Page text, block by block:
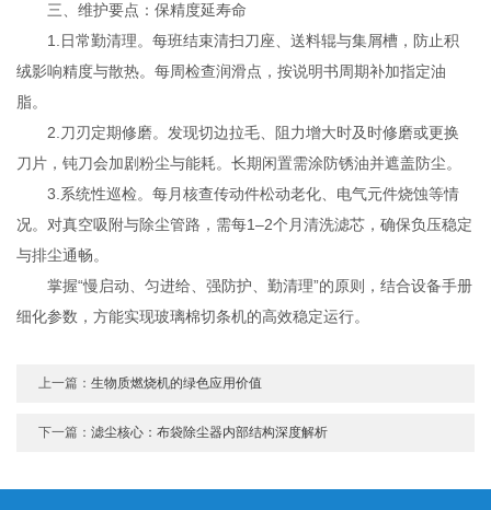
三、维护要点：保精度延寿命
1.日常勤清理。每班结束清扫刀座、送料辊与集屑槽，防止积
绒影响精度与散热。每周检查润滑点，按说明书周期补加指定油
脂。
2.刀刃定期修磨。发现切边拉毛、阻力增大时及时修磨或更换
刀片，钝刀会加剧粉尘与能耗。长期闲置需涂防锈油并遮盖防尘。
3.系统性巡检。每月核查传动件松动老化、电气元件烧蚀等情
况。对真空吸附与除尘管路，需每1–2个月清洗滤芯，确保负压稳定
与排尘通畅。
掌握“慢启动、匀进给、强防护、勤清理”的原则，结合设备手册
细化参数，方能实现玻璃棉切条机的高效稳定运行。
上一篇：生物质燃烧机的绿色应用价值
下一篇：滤尘核心：布袋除尘器内部结构深度解析